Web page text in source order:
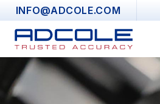
Skip
to
content
INFO@ADCOLE.COM